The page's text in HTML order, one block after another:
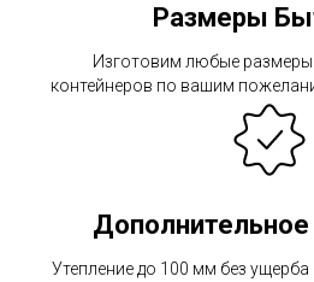
Размеры
Изготовим любые
контейнеров по вашим
Дополнительное
Утепление до 100 мм без